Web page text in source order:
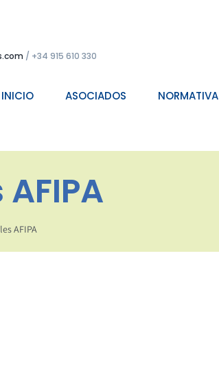
/ +34 915 610 330
INICIO ASOCIADOS NORMATIVA
AFIPA